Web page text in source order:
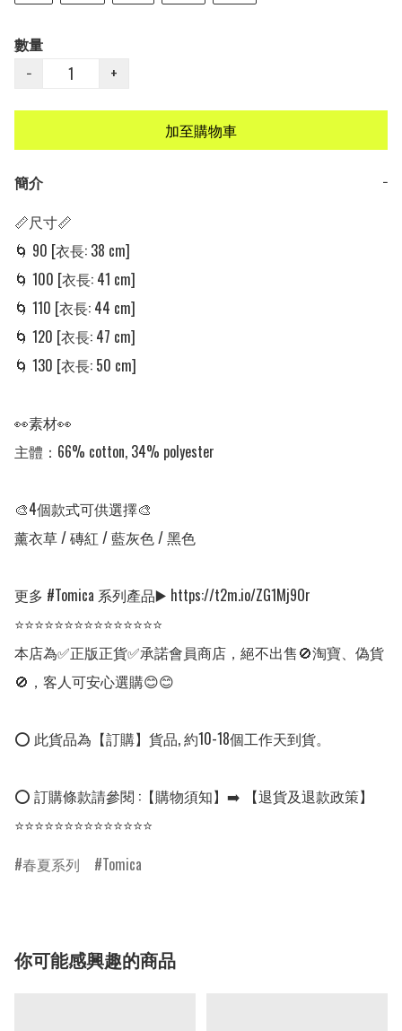
數量
−
+
加至購物車
簡介
−
📏尺寸📏
🌀 90 [衣長: 38 cm]
🌀 100 [衣長: 41 cm]
🌀 110 [衣長: 44 cm]
🌀 120 [衣長: 47 cm]
🌀 130 [衣長: 50 cm]
👀素材👀
主體：66% cotton, 34% polyester
🎨4個款式可供選擇🎨
薰衣草 / 磚紅 / 藍灰色 / 黑色
更多 #Tomica 系列產品▶️ https://t2m.io/ZG1Mj9Or
⭐⭐⭐⭐⭐⭐⭐⭐⭐⭐⭐⭐⭐⭐⭐
本店為✅正版正貨✅承諾會員商店，絕不出售🚫淘寶、偽貨
🚫，客人可安心選購😊😊
⭕ 此貨品為【訂購】貨品, 約10-18個工作天到貨。
⭕ 訂購條款請參閱 :【購物須知】➡️ 【退貨及退款政策】
⭐⭐⭐⭐⭐⭐⭐⭐⭐⭐⭐⭐⭐⭐
春夏系列
Tomica
你可能感興趣的商品